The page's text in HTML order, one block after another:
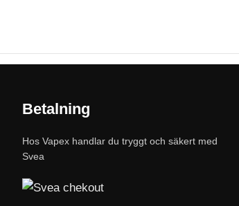
Betalning
Hos Vapex handlar du tryggt och säkert med
Svea